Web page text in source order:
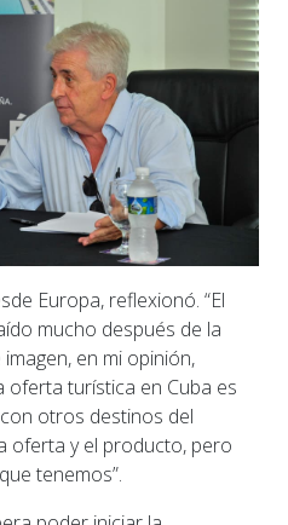
Europa, reflexionó. “El
mucho después de la
en mi opinión,
oferta turística en Cuba es
otros destinos del
oferta y el producto, pero
tenemos”.